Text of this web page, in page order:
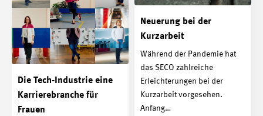
Neuerung bei der
Kurzarbeit
Während der Pandemie hat
das SECO zahlreiche
Erleichterungen bei der
Kurzarbeit vorgesehen.
Anfang…
Die Tech-Industrie eine
Karrierebranche für
Frauen